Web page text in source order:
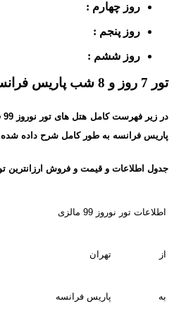
روز چهارم :
روز پنجم :
روز ششم :
تور 7 روز و 8 شب پاریس فرانسه با پرواز ماهان
در زیر فهرست کامل هتل های تور نوروز 99 فرانسه
پاریس فرانسه به طور کامل شرح داده
جدول اطلاعات و قیمت و فروش ارزانترین تور
اطلاعات تور نوروز 99 مالزی
از تهران
به پاریس فرانسه